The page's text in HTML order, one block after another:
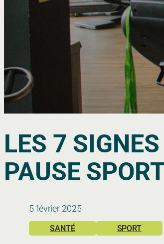
LES 7
PAUSE
5 février 2025
SANTÉ SPORT